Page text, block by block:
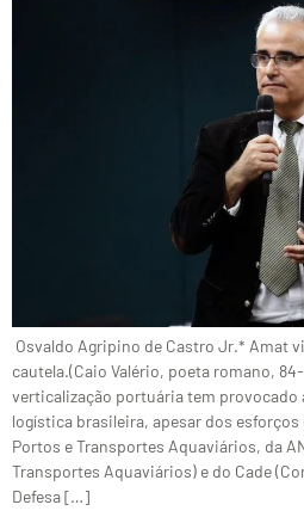
Osvaldo Agripino de Castro Jr.* Amat
cautela.(Caio Valério, poeta romano,
verticalização portuária tem provocado
logística brasileira, apesar dos esforços
Portos e Transportes Aquaviários, da
Transportes Aquaviários) e do Cade
Defesa […]